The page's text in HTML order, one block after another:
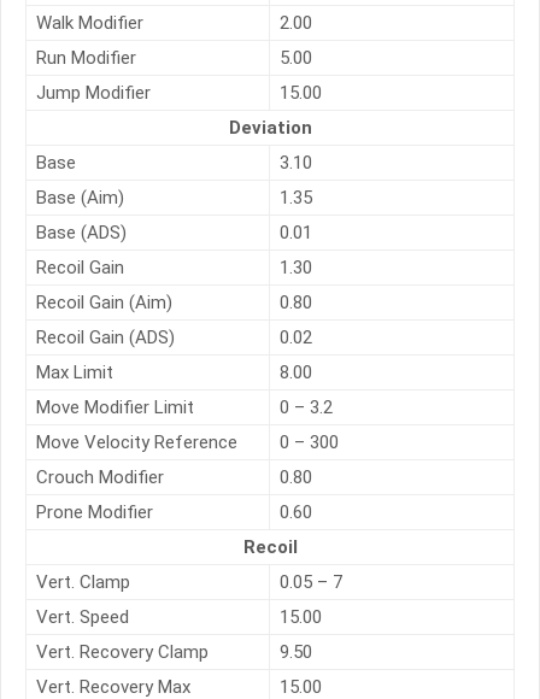
Walk Modifier
2.00
Run Modifier
5.00
Jump Modifier
15.00
Deviation
Base
3.10
Base (Aim)
1.35
Base (ADS)
0.01
Recoil Gain
1.30
Recoil Gain (Aim)
0.80
Recoil Gain (ADS)
0.02
Max Limit
8.00
Move Modifier Limit
0 – 3.2
Move Velocity Reference
0 – 300
Crouch Modifier
0.80
Prone Modifier
0.60
Recoil
Vert. Clamp
0.05 – 7
Vert. Speed
15.00
Vert. Recovery Clamp
9.50
Vert. Recovery Max
15.00